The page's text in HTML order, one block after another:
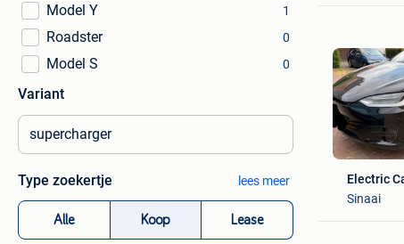
Model Y 1
Roadster 0
Model S 0
Variant
Type zoekertje lees meer
Alle Koop Lease
Electric
Sinaai